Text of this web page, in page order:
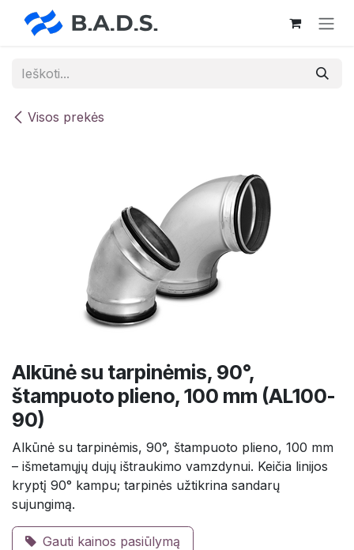
Skip to Content
Visos prekės
Alkūnė su tarpinėmis, 90°,
štampuoto plieno, 100 mm (AL100-
90)
Alkūnė su tarpinėmis, 90°, štampuoto plieno, 100 mm
– išmetamųjų dujų ištraukimo vamzdynui. Keičia linijos
kryptį 90° kampu; tarpinės užtikrina sandarų
sujungimą.
Gauti kainos pasiūlymą